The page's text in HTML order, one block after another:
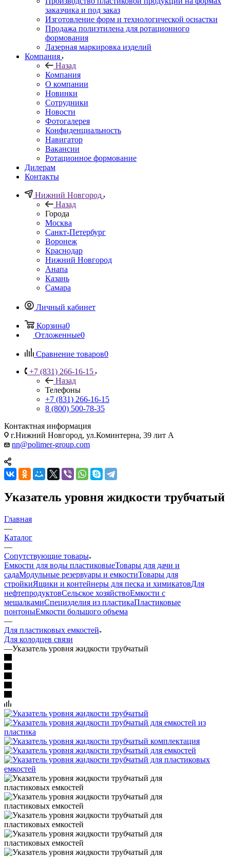
заказчика и под заказ
Изготовление форм и технологической оснастки
Продажа полиэтилена для ротационного
формования
Лазерная маркировка изделий
Компания
Назад
Компания
О компании
Новинки
Сотрудники
Новости
Фотогалерея
Конфиденциальность
Навигатор
Вакансии
Ротационное формование
Дилерам
Контакты
Нижний Новгород
Назад
Города
Москва
Санкт-Петербург
Воронеж
Краснодар
Нижний Новгород
Анапа
Казань
Самара
Личный кабинет
Корзина0
Отложенные0
Сравнение товаров0
+7 (831) 266-16-15
Назад
Телефоны
+7 (831) 266-16-15
8 (800) 500-78-35
Контактная информация
г.Нижний Новгород, ул.Коминтерна, 39 лит А
nn@polimer-group.com
Указатель уровня жидкости трубчатый
Главная
—
Каталог
—
Сопутствующие товары
Емкости для воды пластиковыеТовары для дачи и
садаМодульные резервуары и емкостиТовары для
стройкиЯщики и контейнеры для песка и химикатовДля
нефтепродуктовСельское хозяйствоЕмкости с
мешалкамиСпецизделия из пластикаПластиковые
понтоныЕмкости большого объема
—
Для пластиковых емкостей
Для колодцев связи
—Указатель уровня жидкости трубчатый